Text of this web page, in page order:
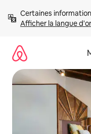
directement
Afficher la langue